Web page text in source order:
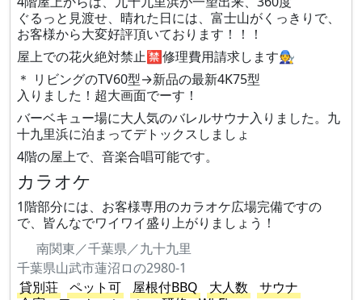
ぐるっと見渡せ、晴れた日には、富士山がくっきりで、
お客様から大変好評頂いております！！！
屋上での花火絶対禁止🈲修理費用請求します🧑‍🔧
＊ リビングのTV60型→新品の最新4K75型
入りました！超大画面でーす！
バーベキュー場に大人気のバレルサウナ入りました。九
十九里浜に泊まってデトックスしましょ
4階の屋上で、音楽合唱可能です。
カラオケ
1階部分には、お客様専用のカラオケ広場完備ですの
で、皆んなでワイワイ盛り上がりましょう！
南関東／千葉県／九十九里
千葉県山武市蓮沼ロの2980-1
貸別荘
ペット可 屋根付BBQ 大人数
サウナ